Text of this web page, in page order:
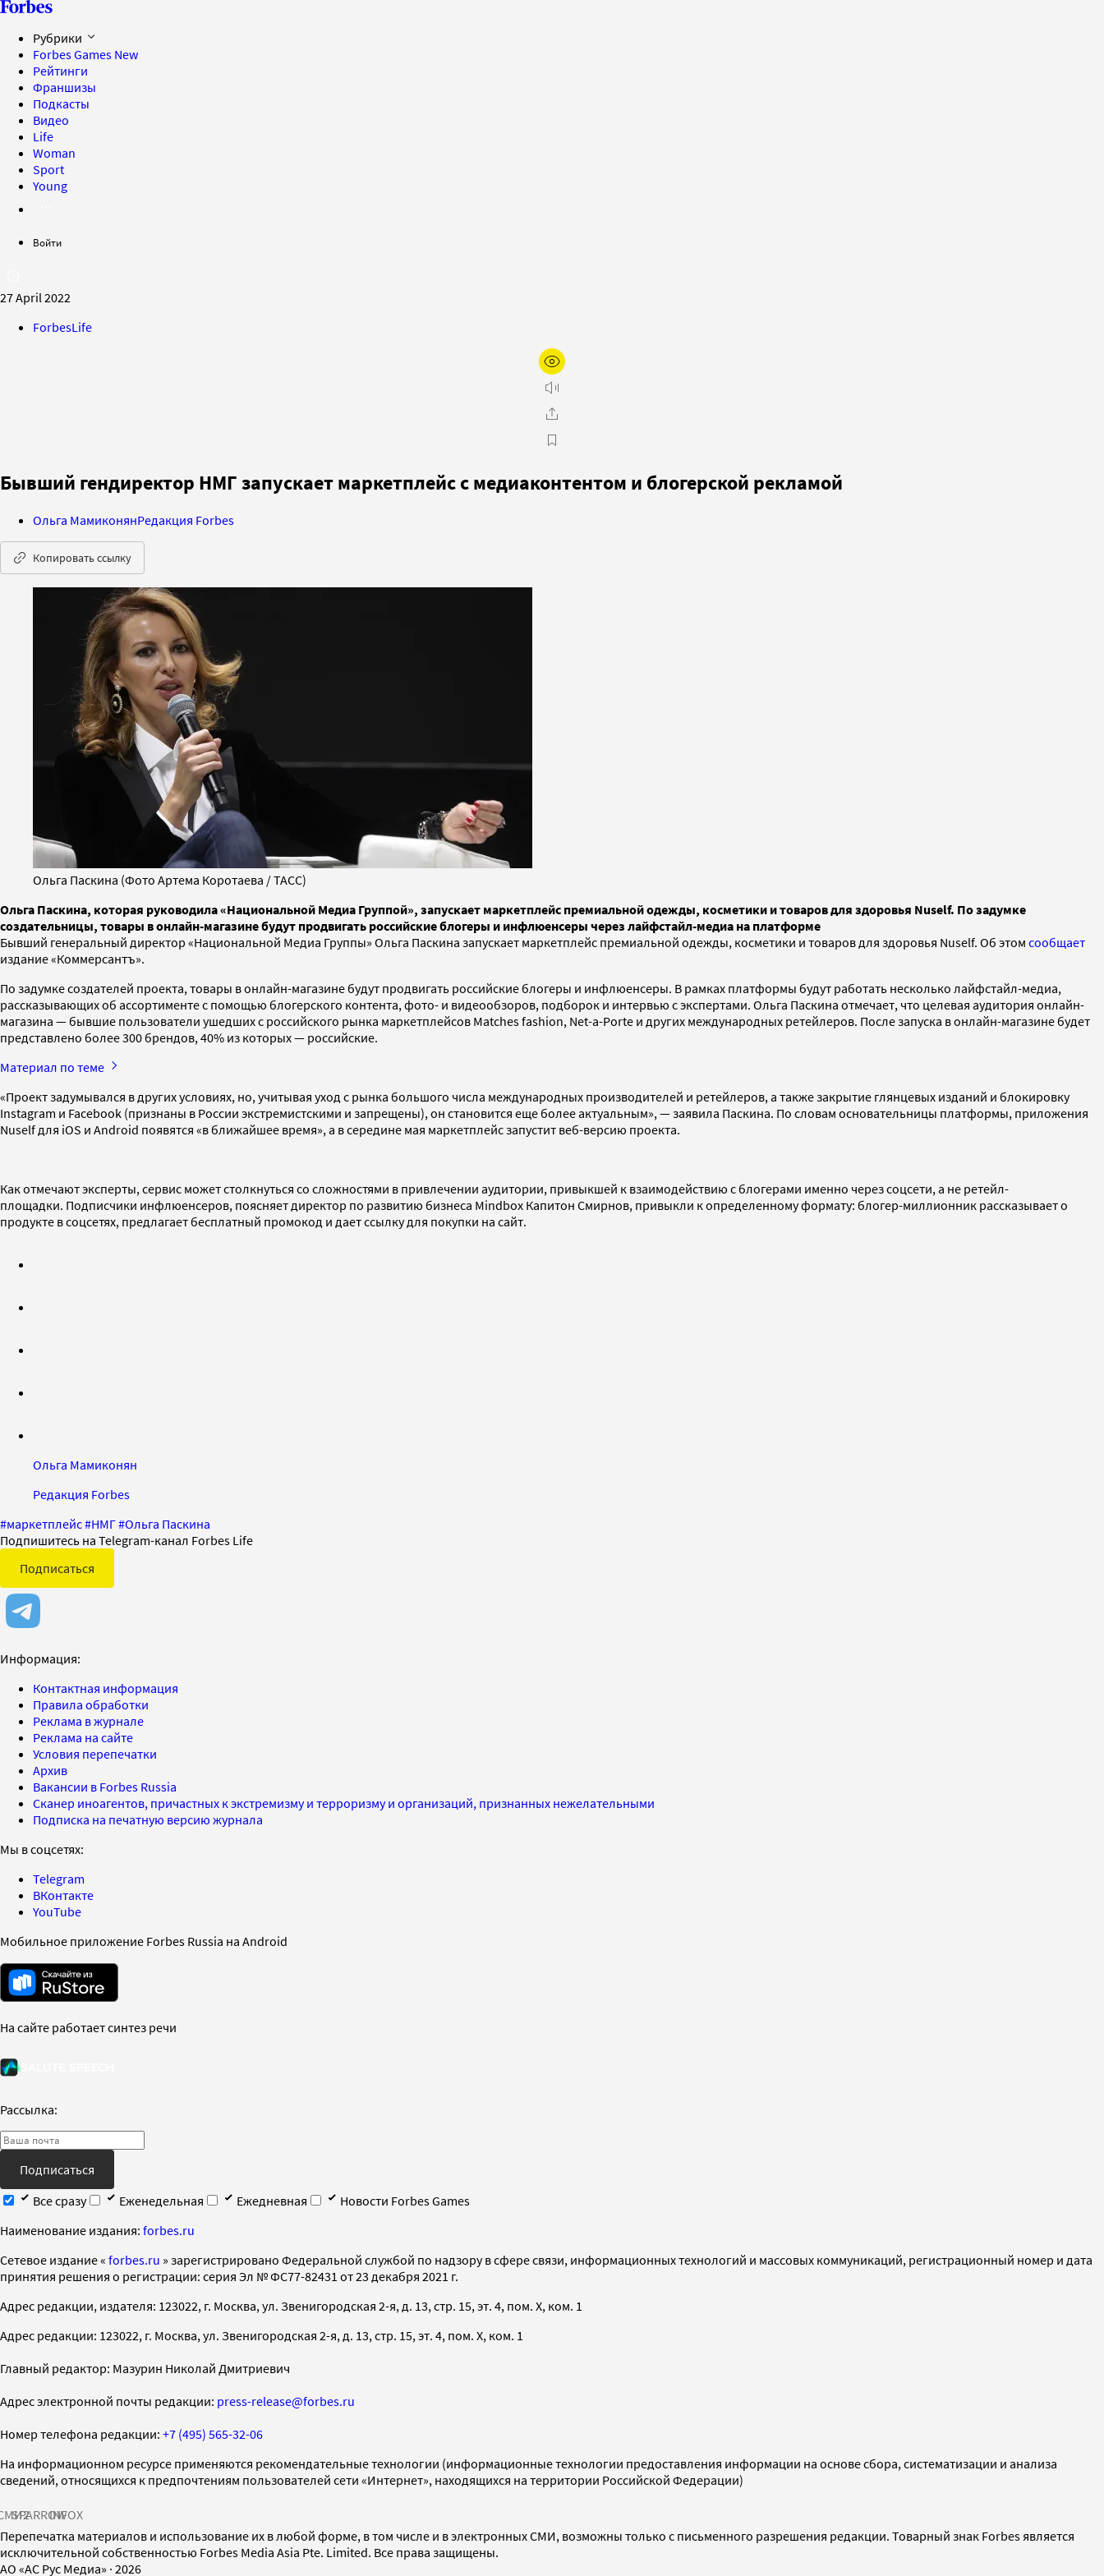
Рубрики
Forbes Games New
Рейтинги
Франшизы
Подкасты
Видео
Life
Woman
Sport
Young
Войти
27 April 2022
ForbesLife
Бывший гендиректор НМГ запускает маркетплейс с медиаконтентом и блогерской рекламой
Ольга МамиконянРедакция Forbes
Копировать ссылку
Ольга Паскина (Фото Артема Коротаева / ТАСС)
Ольга Паскина, которая руководила «Национальной Медиа Группой», запускает маркетплейс премиальной одежды, косметики и товаров для здоровья Nuself. По задумке
создательницы, товары в онлайн-магазине будут продвигать российские блогеры и инфлюенсеры через лайфстайл-медиа на платформе
Бывший генеральный директор «Национальной Медиа Группы» Ольга Паскина запускает маркетплейс премиальной одежды, косметики и товаров для здоровья Nuself. Об этом сообщает
издание «Коммерсантъ».
По задумке создателей проекта, товары в онлайн-магазине будут продвигать российские блогеры и инфлюенсеры. В рамках платформы будут работать несколько лайфстайл-медиа,
рассказывающих об ассортименте с помощью блогерского контента, фото- и видеообзоров, подборок и интервью с экспертами. Ольга Паскина отмечает, что целевая аудитория онлайн-
магазина — бывшие пользователи ушедших с российского рынка маркетплейсов Matches fashion, Net-a-Porte и других международных ретейлеров. После запуска в онлайн-магазине будет
представлено более 300 брендов, 40% из которых — российские.
Материал по теме
«Проект задумывался в других условиях, но, учитывая уход с рынка большого числа международных производителей и ретейлеров, а также закрытие глянцевых изданий и блокировку
Instagram и Facebook (признаны в России экстремистскими и запрещены), он становится еще более актуальным», — заявила Паскина. По словам основательницы платформы, приложения
Nuself для iOS и Android появятся «в ближайшее время», а в середине мая маркетплейс запустит веб-версию проекта.
Как отмечают эксперты, сервис может столкнуться со сложностями в привлечении аудитории, привыкшей к взаимодействию с блогерами именно через соцсети, а не ретейл-
площадки. Подписчики инфлюенсеров, поясняет директор по развитию бизнеса Mindbox Капитон Смирнов, привыкли к определенному формату: блогер-миллионник рассказывает о
продукте в соцсетях, предлагает бесплатный промокод и дает ссылку для покупки на сайт.
Ольга Мамиконян
Редакция Forbes
#маркетплейс#НМГ#Ольга Паскина
Подпишитесь на Telegram-канал Forbes Life
Подписаться
Информация:
Контактная информация
Правила обработки
Реклама в журнале
Реклама на сайте
Условия перепечатки
Архив
Вакансии в Forbes Russia
Сканер иноагентов, причастных к экстремизму и терроризму и организаций, признанных нежелательными
Подписка на печатную версию журнала
Мы в соцсетях:
Telegram
ВКонтакте
YouTube
Мобильное приложение Forbes Russia на Android
На сайте работает синтез речи
Рассылка:
Подписаться
Все сразу
Еженедельная Ежедневная
Новости Forbes Games
Наименование издания: forbes.ru
Cетевое издание « forbes.ru » зарегистрировано Федеральной службой по надзору в сфере связи, информационных технологий и массовых коммуникаций, регистрационный номер и дата
принятия решения о регистрации: серия Эл № ФС77-82431 от 23 декабря 2021 г.
Адрес редакции, издателя: 123022, г. Москва, ул. Звенигородская 2-я, д. 13, стр. 15, эт. 4, пом. X, ком. 1
Адрес редакции: 123022, г. Москва, ул. Звенигородская 2-я, д. 13, стр. 15, эт. 4, пом. X, ком. 1
Главный редактор: Мазурин Николай Дмитриевич
Адрес электронной почты редакции: press-release@forbes.ru
Номер телефона редакции: +7 (495) 565-32-06
На информационном ресурсе применяются рекомендательные технологии (информационные технологии предоставления информации на основе сбора, систематизации и анализа
сведений, относящихся к предпочтениям пользователей сети «Интернет», находящихся на территории Российской Федерации)
SPARROWINFOX
Перепечатка материалов и использование их в любой форме, в том числе и в электронных СМИ, возможны только с письменного разрешения редакции. Товарный знак Forbes является
исключительной собственностью Forbes Media Asia Pte. Limited. Все права защищены.
AO «АС Рус Медиа» · 2026